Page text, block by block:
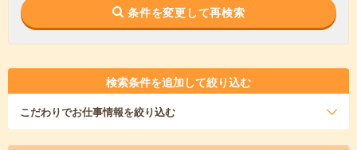
条件を変更して再検索
検索条件を追加して絞り込む
こだわりでお仕事情報を絞り込む